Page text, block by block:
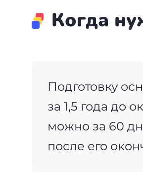
Когда
Подготовку
за 1,5 года до
можно за 60
после его